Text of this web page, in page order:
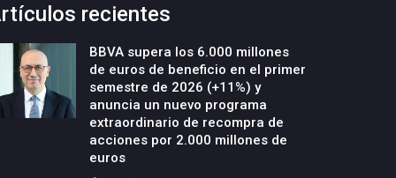
recientes
BBVA supera los 6.000 millones
de euros de beneficio en el primer
semestre de 2026 (+11%) y
anuncia un nuevo programa
extraordinario de recompra de
acciones por 2.000 millones de
euros